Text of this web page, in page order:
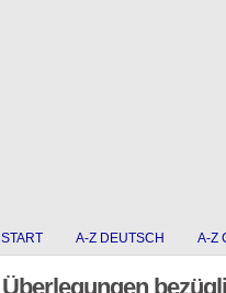
START A-Z DEUTSCH A-Z
Überlegungen